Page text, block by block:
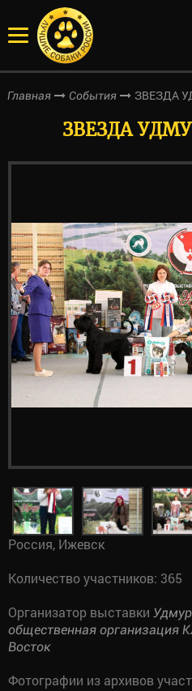
Главная События ЗВЕЗДА
ЗВЕЗДА
Россия, Ижевск
Количество участников: 365
Организатор выставки
общественная организация
Восток
Фотографии из архивов